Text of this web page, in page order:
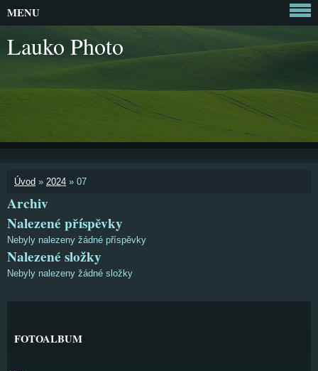
Lauko Photo
Úvod » 2024 » 07
Archiv
Nalezené příspěvky
Nebyly nalezeny žádné příspěvky
Nalezené složky
Nebyly nalezeny žádné složky
MENU
FOTOALBUM